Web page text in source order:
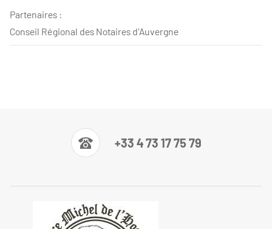
Partenaires :
Conseil Régional des Notaires d'Auvergne
+33 4 73 17 75 79